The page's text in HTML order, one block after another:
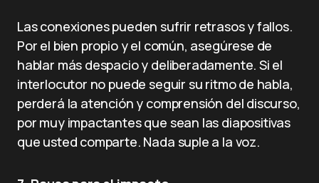
Las conexiones pueden sufrir retrasos y fallos.
Por el bien propio y el común, asegúrese de
hablar más despacio y deliberadamente. Si el
interlocutor no puede seguir su ritmo de habla,
perderá la atención y comprensión del discurso,
por muy impactantes que sean las diapositivas
que usted comparte. Nada suple a la voz.